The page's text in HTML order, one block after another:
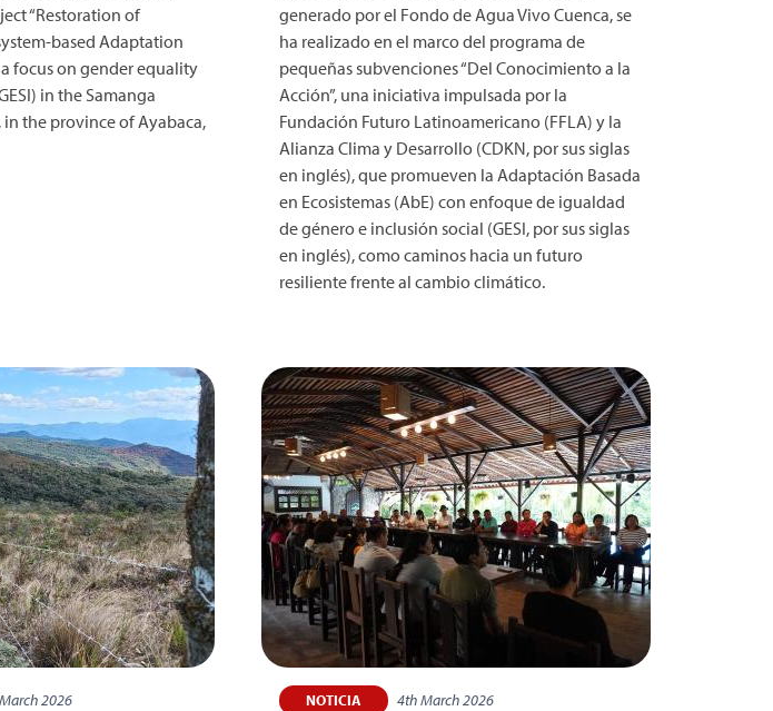
“Restoration of
based Adaptation
focus on gender equality
in the Samanga
in the province of Ayabaca,
generado por el Fondo de Agua Vivo Cuenca, se
ha realizado en el marco del programa de
pequeñas subvenciones “Del Conocimiento a la
Acción”, una iniciativa impulsada por la
Fundación Futuro Latinoamericano (FFLA) y la
Alianza Clima y Desarrollo (CDKN, por sus siglas
en inglés), que promueven la Adaptación Basada
en Ecosistemas (AbE) con enfoque de igualdad
de género e inclusión social (GESI, por sus siglas
en inglés), como caminos hacia un futuro
resiliente frente al cambio climático.
2026 NOTICIA 4th March 2026